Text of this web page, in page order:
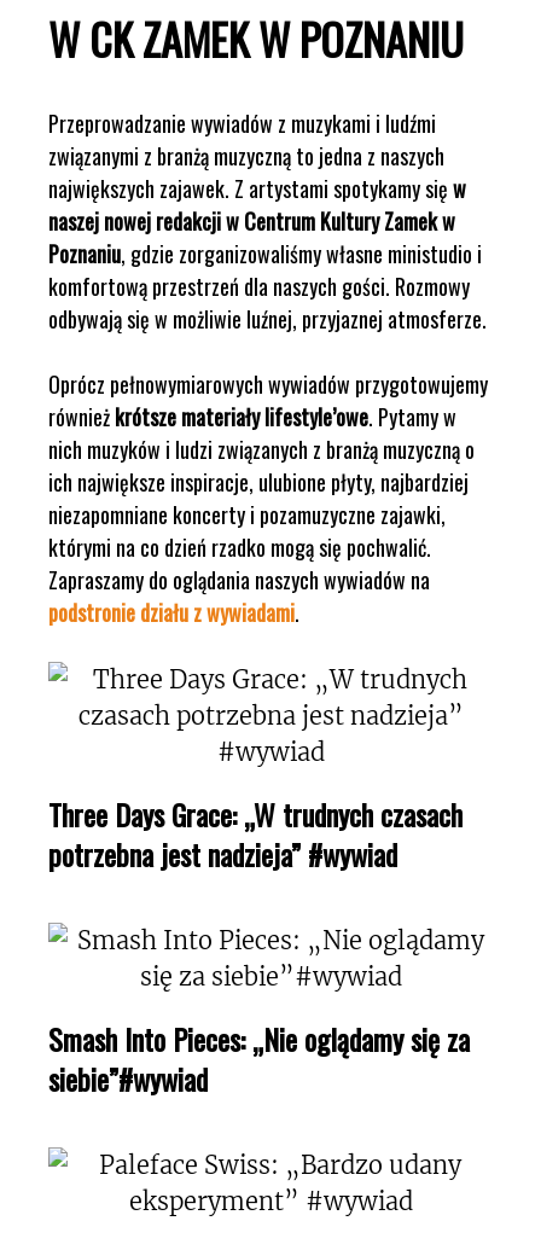
W CK ZAMEK W POZNANIU
Przeprowadzanie wywiadów z muzykami i ludźmi
związanymi z branżą muzyczną to jedna z naszych
największych zajawek. Z artystami spotykamy sięw
naszej nowej redakcji w Centrum Kultury Zamek w
Poznaniu, gdzie zorganizowaliśmy własne ministudio i
komfortową przestrzeń dla naszych gości. Rozmowy
odbywają się w możliwie luźnej, przyjaznej atmosferze.
Oprócz pełnowymiarowych wywiadów przygotowujemy
równieżkrótsze materiały lifestyle’owe. Pytamy w
nich muzyków i ludzi związanych z branżą muzyczną o
ich największe inspiracje, ulubione płyty, najbardziej
niezapomniane koncerty i pozamuzyczne zajawki,
którymi na co dzień rzadko mogą się pochwalić.
Zapraszamy do oglądania naszych wywiadów na
podstronie działu z wywiadami.
Three Days Grace: „W trudnych czasach
potrzebna jest nadzieja” #wywiad
Smash Into Pieces: „Nie oglądamy się za
siebie”#wywiad